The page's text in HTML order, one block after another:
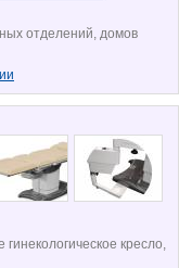
отделений, домов
кресло,